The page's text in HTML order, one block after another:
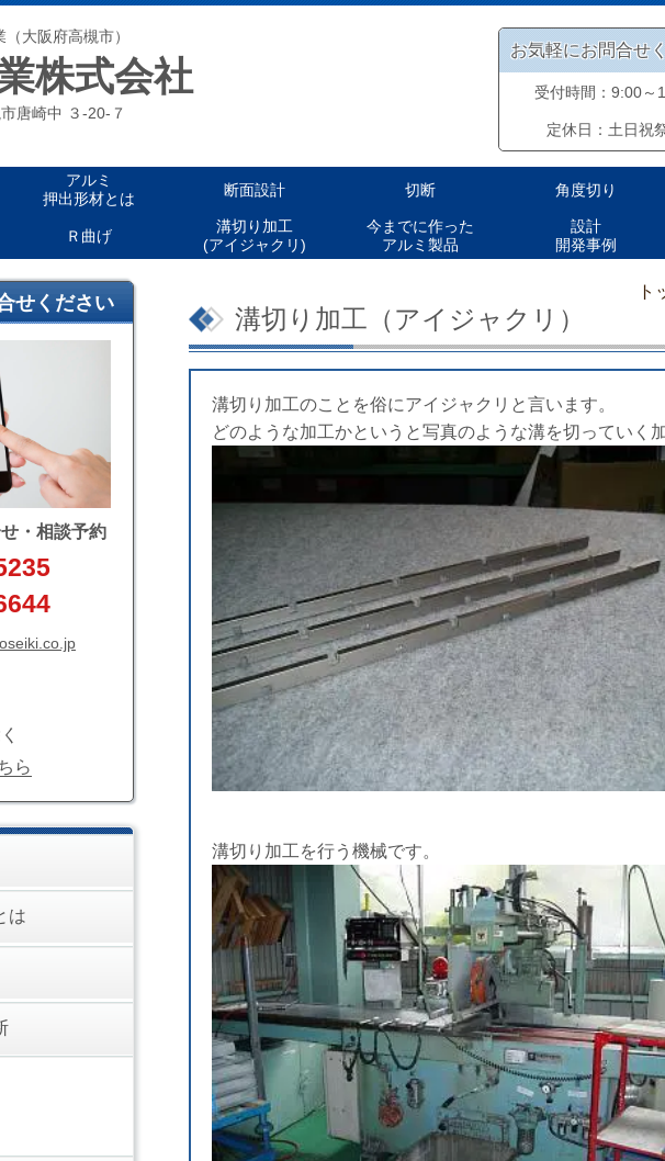
大阪府高槻市）
株式会社
唐崎中 ３-20-７
お気軽にお問合せ
受付時間：9:00～
定休日：土日祝
アルミ
押出形材とは
断面設計 切断 角度切り
Ｒ曲げ
溝切り加工
(アイジャクリ)
今までに作った
アルミ製品
設計
開発事例
ト
溝切り加工（アイジャクリ）
溝切り加工のことを俗にアイジャクリと言います。
どのような加工かというと写真のような溝を切っていく
溝切り加工を行う機械です。
せください
・相談予約
ら
は